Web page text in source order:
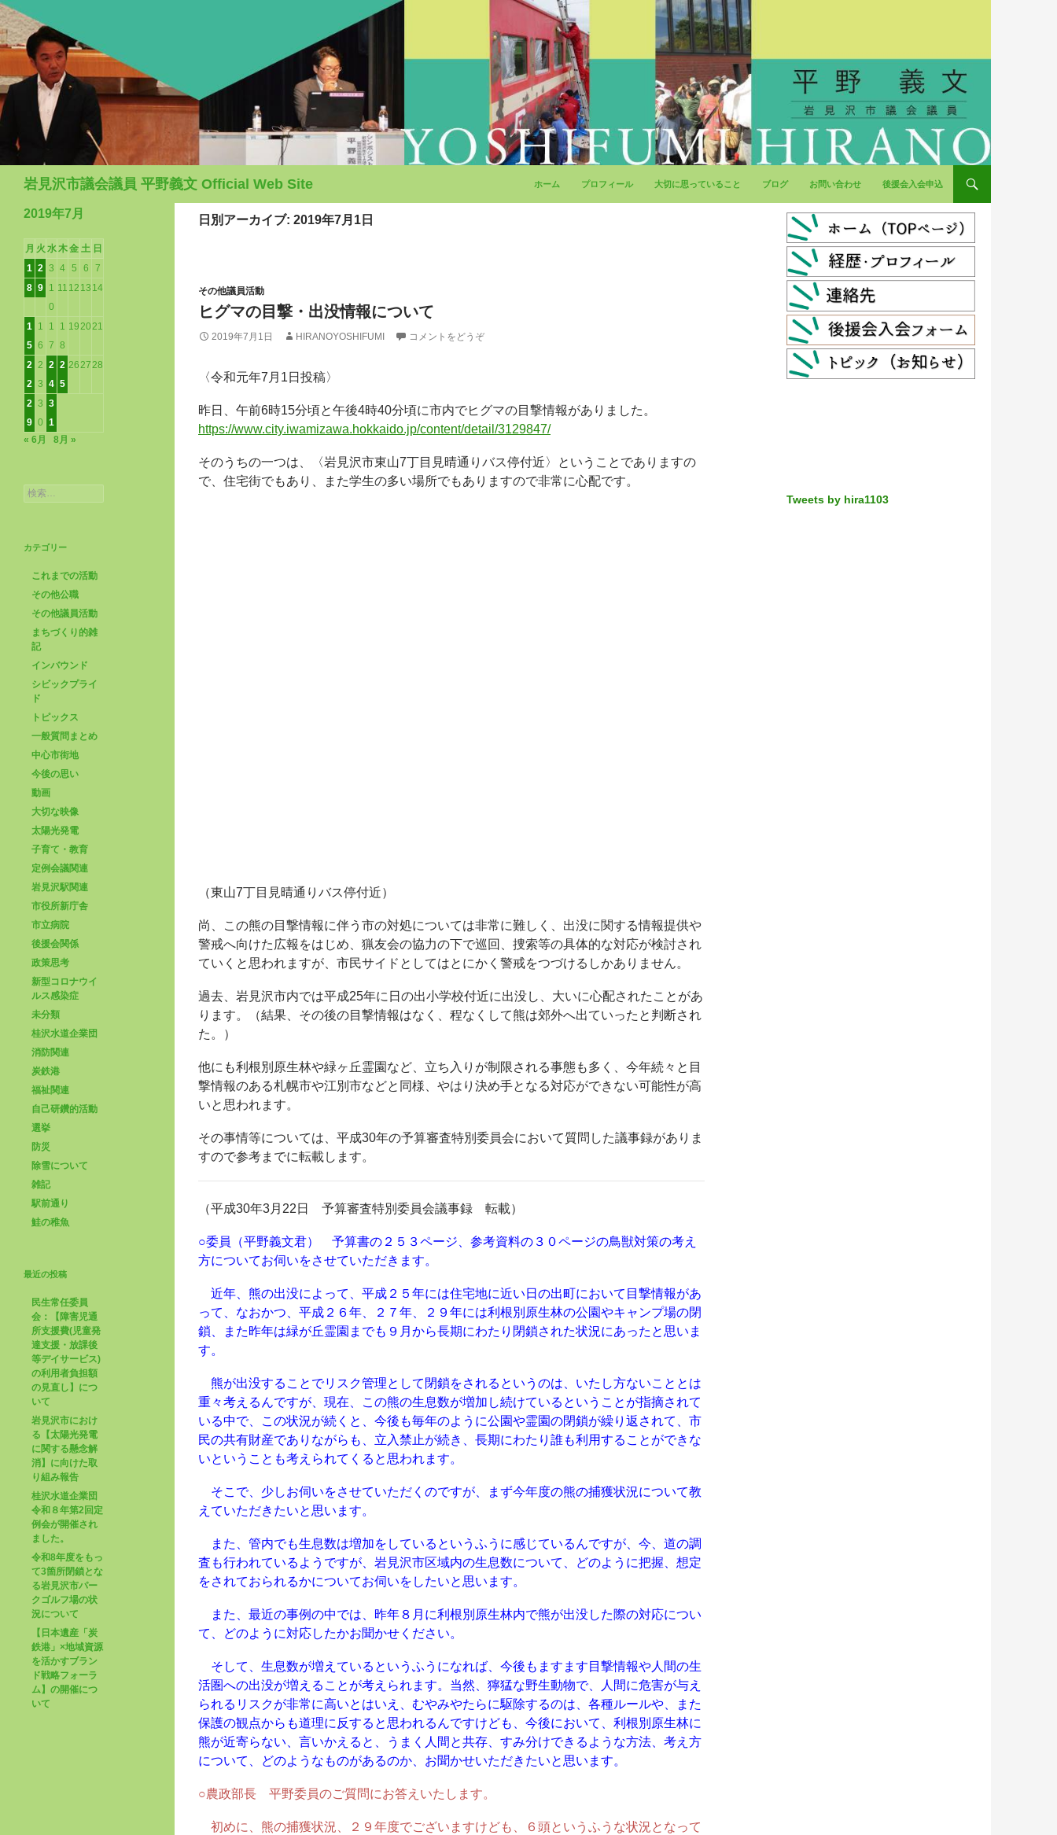
岩見沢市議会議員 平野義文 Official Web Site
ホーム
プロフィール 大切に思っていること ブログ お問い合わせ 後援会入会申込
日別アーカイブ: 2019年7月1日
その他議員活動
ヒグマの目撃・出没情報について
2019年7月1日 HIRANOYOSHIFUMI コメントをどうぞ
〈令和元年7月1日投稿〉
昨日、午前6時15分頃と午後4時40分頃に市内でヒグマの目撃情報がありました。
https://www.city.iwamizawa.hokkaido.jp/content/detail/3129847/
そのうちの一つは、〈岩見沢市東山7丁目見晴通りバス停付近〉ということでありますの
で、住宅街でもあり、また学生の多い場所でもありますので非常に心配です。
（東山7丁目見晴通りバス停付近）
尚、この熊の目撃情報に伴う市の対処については非常に難しく、出没に関する情報提供や
警戒へ向けた広報をはじめ、猟友会の協力の下で巡回、捜索等の具体的な対応が検討され
ていくと思われますが、市民サイドとしてはとにかく警戒をつづけるしかありません。
過去、岩見沢市内では平成25年に日の出小学校付近に出没し、大いに心配されたことがあ
ります。（結果、その後の目撃情報はなく、程なくして熊は郊外へ出ていったと判断され
た。）
他にも利根別原生林や緑ヶ丘霊園など、立ち入りが制限される事態も多く、今年続々と目
撃情報のある札幌市や江別市などと同様、やはり決め手となる対応ができない可能性が高
いと思われます。
その事情等については、平成30年の予算審査特別委員会において質問した議事録がありま
すので参考までに転載します。
（平成30年3月22日 予算審査特別委員会議事録 転載）
○委員（平野義文君） 予算書の２５３ページ、参考資料の３０ページの鳥獣対策の考え
方についてお伺いをさせていただきます。
近年、熊の出没によって、平成２５年には住宅地に近い日の出町において目撃情報があ
って、なおかつ、平成２６年、２７年、２９年には利根別原生林の公園やキャンプ場の閉
鎖、また昨年は緑が丘霊園までも９月から長期にわたり閉鎖された状況にあったと思いま
す。
熊が出没することでリスク管理として閉鎖をされるというのは、いたし方ないこととは
重々考えるんですが、現在、この熊の生息数が増加し続けているということが指摘されて
いる中で、この状況が続くと、今後も毎年のように公園や霊園の閉鎖が繰り返されて、市
民の共有財産でありながらも、立入禁止が続き、長期にわたり誰も利用することができな
いということも考えられてくると思われます。
そこで、少しお伺いをさせていただくのですが、まず今年度の熊の捕獲状況について教
えていただきたいと思います。
また、管内でも生息数は増加をしているというふうに感じているんですが、今、道の調
査も行われているようですが、岩見沢市区域内の生息数について、どのように把握、想定
をされておられるかについてお伺いをしたいと思います。
また、最近の事例の中では、昨年８月に利根別原生林内で熊が出没した際の対応につい
て、どのように対応したかお聞かせください。
そして、生息数が増えているというふうになれば、今後もますます目撃情報や人間の生
活圏への出没が増えることが考えられます。当然、獰猛な野生動物で、人間に危害が与え
られるリスクが非常に高いとはいえ、むやみやたらに駆除するのは、各種ルールや、また
保護の観点からも道理に反すると思われるんですけども、今後において、利根別原生林に
熊が近寄らない、言いかえると、うまく人間と共存、すみ分けできるような方法、考え方
について、どのようなものがあるのか、お聞かせいただきたいと思います。
○農政部長 平野委員のご質問にお答えいたします。
初めに、熊の捕獲状況、２９年度でございますけども、６頭というふうな状況となって
Tweets by hira1103
2019年7月
月 火 水木金 土 日
1 2 3 4 5 6
7
8 9 1
0
11 12 13 14
1
5
1
6
1
7
1
8
192021
2
2
2
3
2
4
2
5
262728
2
9
3
0
3
1
« 6月
8月 »
検
索:
カテゴリー
これまでの活動
その他公職
その他議員活動
まちづくり的雑
記
インバウンド
シビックプライ
ド
トピックス
一般質問まとめ
中心市街地
今後の思い
動画
大切な映像
太陽光発電
子育て・教育
定例会議関連
岩見沢駅関連
市役所新庁舎
市立病院
後援会関係
政策思考
新型コロナウイ
ルス感染症
未分類
桂沢水道企業団
消防関連
炭鉄港
福祉関連
自己研鑽的活動
選挙
防災
除雪について
雑記
駅前通り
鮭の稚魚
最近の投稿
民生常任委員
会：【障害児通
所支援費(児童発
達支援・放課後
等デイサービス)
の利用者負担額
の見直し】につ
いて
岩見沢市におけ
る【太陽光発電
に関する懸念解
消】に向けた取
り組み報告
桂沢水道企業団
令和８年第2回定
例会が開催され
ました。
令和8年度をもっ
て3箇所閉鎖とな
る岩見沢市パー
クゴルフ場の状
況について
【日本遺産「炭
鉄港」×地域資源
を活かすブラン
ド戦略フォーラ
ム】の開催につ
いて